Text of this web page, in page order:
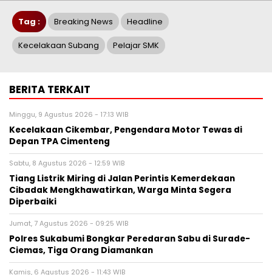
Tag : Breaking News Headline
Kecelakaan Subang Pelajar SMK
BERITA TERKAIT
Minggu, 9 Agustus 2026 - 17:13 WIB
Kecelakaan Cikembar, Pengendara Motor Tewas di
Depan TPA Cimenteng
Sabtu, 8 Agustus 2026 - 12:59 WIB
Tiang Listrik Miring di Jalan Perintis Kemerdekaan
Cibadak Mengkhawatirkan, Warga Minta Segera
Diperbaiki
Jumat, 7 Agustus 2026 - 09:25 WIB
Polres Sukabumi Bongkar Peredaran Sabu di Surade-
Ciemas, Tiga Orang Diamankan
Kamis, 6 Agustus 2026 - 11:43 WIB